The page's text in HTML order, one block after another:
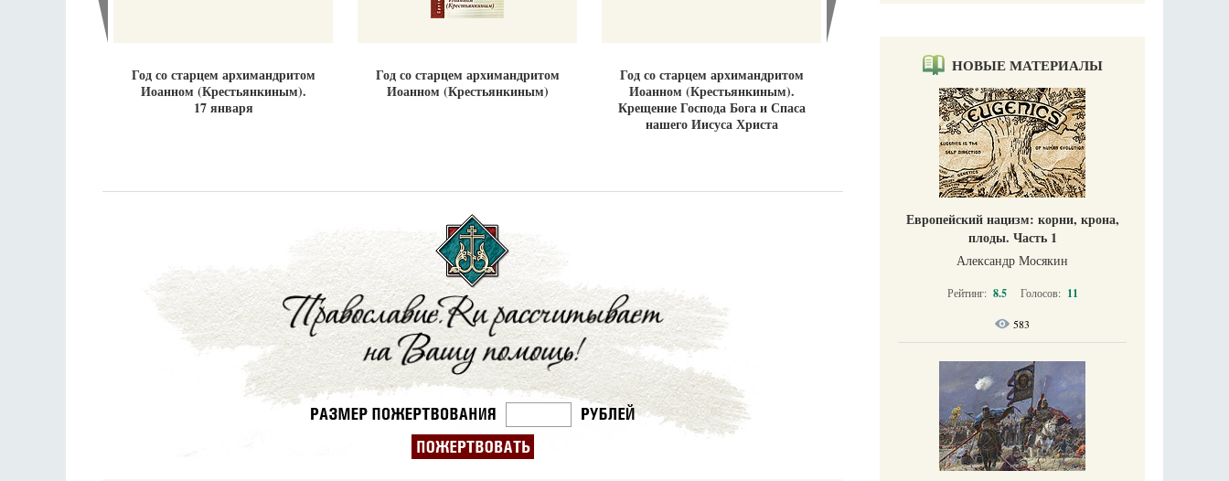
Год со старцем архимандритом
Иоанном (Крестьянкиным).
17 января
Год со старцем архимандритом
Иоанном (Крестьянкиным)
Год со старцем архимандритом
Иоанном (Крестьянкиным).
Крещение Господа Бога и Спаса
нашего Иисуса Христа
НОВЫЕ МАТЕРИАЛЫ
Европейский нацизм: корни, крона,
плоды. Часть 1
Александр Мосякин
Рейтинг: 8.5 Голосов: 11
583